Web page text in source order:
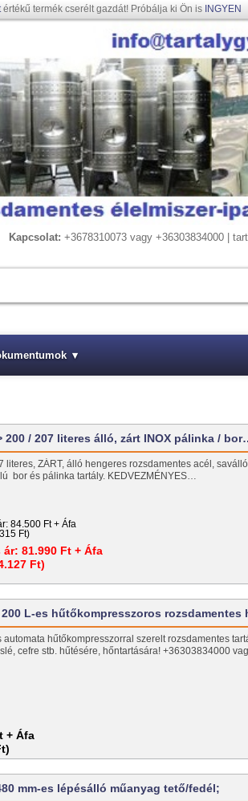
értékű termék cserélt gazdát! Próbálja ki Ön is INGYEN
Kapcsolat: +3678310073 vagy +36303834000 |
▾
200 / 207 literes álló, zárt INOX pálinka /
literes, ZÁRT, álló hengeres rozsdamentes acél,
bor és pálinka tartály. KEDVEZMÉNYES…
84.500 Ft + Áfa
Ft)
ár: 81.990 Ft + Áfa
Ft)
200 L-es hűtőkompresszoros
automata hűtőkompresszorral szerelt rozsdamentes
cefre stb. hűtésére, hőntartására! +36303834000
+ Áfa
mm-es lépésálló műanyag tető/fedél;